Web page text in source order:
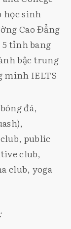
học sinh
Cao Đẳng
5 tỉnh bang
bậc trung
minh IELTS
đá,
public
club,
club, yoga